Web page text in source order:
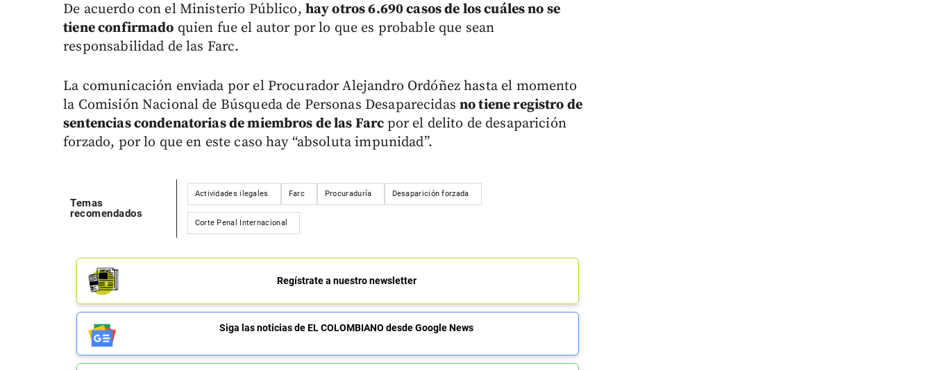
De acuerdo con el Ministerio Público, hay otros 6.690 casos de los cuáles no se
tiene confirmado quien fue el autor por lo que es probable que sean
responsabilidad de las Farc.
La comunicación enviada por el Procurador Alejandro Ordóñez hasta el momento
la Comisión Nacional de Búsqueda de Personas Desaparecidasno tiene registro de
sentencias condenatorias de miembros de las Farc por el delito de desaparición
forzado, por lo que en este caso hay “absoluta impunidad”.
Temas
recomendados
Actividades ilegales Farc Procuraduría Desaparición forzada
Corte Penal Internacional
Regístrate a nuestro newsletter
Siga las noticias de EL COLOMBIANO desde Google News